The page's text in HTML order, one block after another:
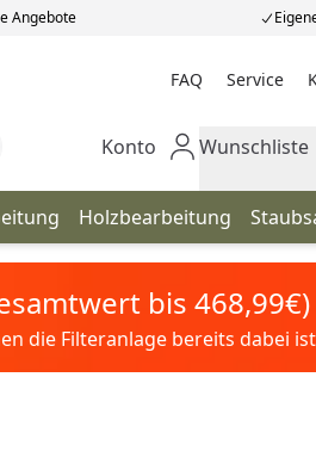
Angebote
FAQ Service
Mein Konto
Konto Wunschliste
Wunschliste
Holzbearbeitung
bis 468,99€)
die Filteranlage bereits dabei